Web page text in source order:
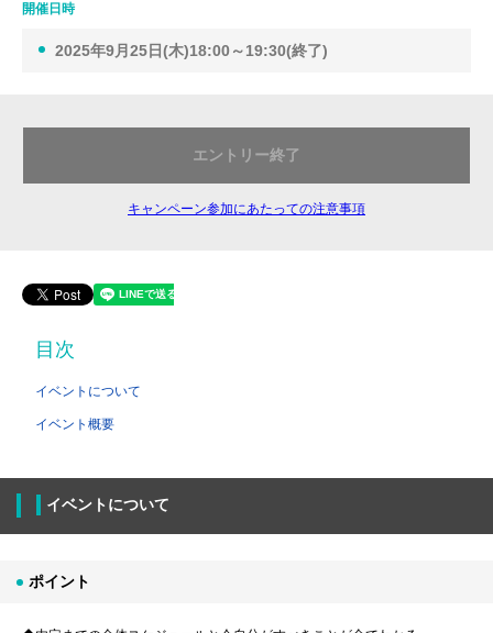
開催日時
2025年9月25日(木)18:00～19:30(終了)
エントリー終了
キャンペーン参加にあたっての注意事項
目次
イベントについて
イベント概要
イベントについて
ポイント